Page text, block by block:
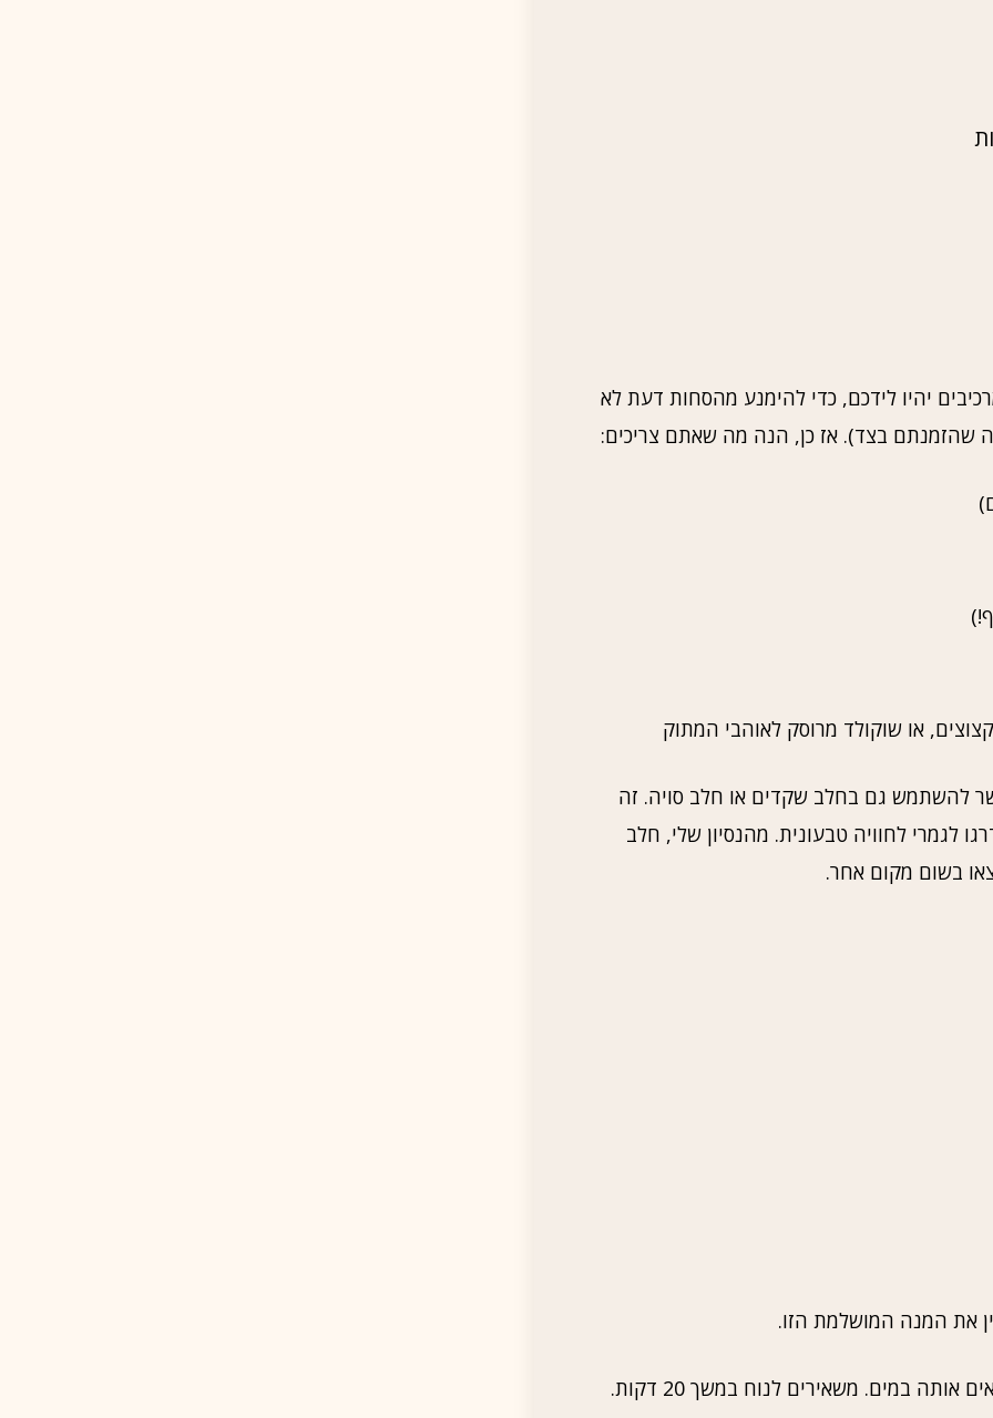
יהיו לידכם, כדי להימנע מהסחות דעת לא
שהזמנתם בצד). אז כן, הנה מה שאתם צריכים:
קצוצים, או שוקולד מרוסק לאוהבי המתוק
להשתמש גם בחלב שקדים או חלב סויה. זה
לגמרי לחוויה טבעונית. מהנסיון שלי, חלב
בשום מקום אחר.
את המנה המושלמת הזו.
במים. משאירים לנוח במשך 20 דקות.